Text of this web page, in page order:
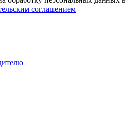
соглашением